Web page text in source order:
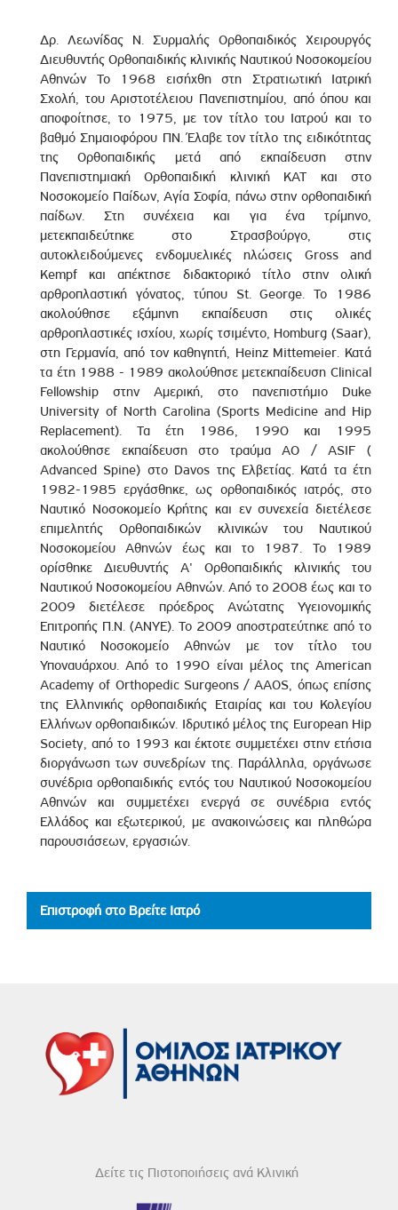
Δρ. Λεωνίδας Ν. Συρμαλής Ορθοπαιδικός Χειρουργός
Διευθυντής Ορθοπαιδικής κλινικής Ναυτικού Νοσοκομείου
Αθηνών Το 1968 εισήχθη στη Στρατιωτική Ιατρική
Σχολή, του Αριστοτέλειου Πανεπιστημίου, από όπου και
αποφοίτησε, το 1975, με τον τίτλο του Ιατρού και το
βαθμό Σημαιοφόρου ΠΝ. Έλαβε τον τίτλο της ειδικότητας
της Ορθοπαιδικής μετά από εκπαίδευση στην
Πανεπιστημιακή Ορθοπαιδική κλινική ΚΑΤ και στο
Νοσοκομείο Παίδων, Αγία Σοφία, πάνω στην ορθοπαιδική
παίδων. Στη συνέχεια και για ένα τρίμηνο,
μετεκπαιδεύτηκε στο Στρασβούργο, στις
αυτοκλειδούμενες ενδομυελικές ηλώσεις Gross and
Kempf και απέκτησε διδακτορικό τίτλο στην ολική
αρθροπλαστική γόνατος, τύπου St. George. Το 1986
ακολούθησε εξάμηνη εκπαίδευση στις ολικές
αρθροπλαστικές ισχίου, χωρίς τσιμέντο, Homburg (Saar),
στη Γερμανία, από τον καθηγητή, Heinz Mittemeier. Κατά
τα έτη 1988 - 1989 ακολούθησε μετεκπαίδευση Clinical
Fellowship στην Αμερική, στο πανεπιστήμιο Duke
University of North Carolina (Sports Medicine and Hip
Replacement). Τα έτη 1986, 1990 και 1995
ακολούθησε εκπαίδευση στο τραύμα ΑΟ / ASIF (
Advanced Spine) στο Davos της Ελβετίας. Κατά τα έτη
1982-1985 εργάσθηκε, ως ορθοπαιδικός ιατρός, στο
Ναυτικό Νοσοκομείο Κρήτης και εν συνεχεία διετέλεσε
επιμελητής Ορθοπαιδικών κλινικών του Ναυτικού
Νοσοκομείου Αθηνών έως και το 1987. Το 1989
ορίσθηκε Διευθυντής Α' Ορθοπαιδικής κλινικής του
Ναυτικού Νοσοκομείου Αθηνών. Από το 2008 έως και το
2009 διετέλεσε πρόεδρος Ανώτατης Υγειονομικής
Επιτροπής Π.Ν. (ΑΝΥΕ). Το 2009 αποστρατεύτηκε από το
Ναυτικό Νοσοκομείο Αθηνών με τον τίτλο του
Υποναυάρχου. Από το 1990 είναι μέλος της American
Academy of Orthopedic Surgeons / AAOS, όπως επίσης
της Ελληνικής ορθοπαιδικής Εταιρίας και του Κολεγίου
Ελλήνων ορθοπαιδικών. Ιδρυτικό μέλος της European Hip
Society, από το 1993 και έκτοτε συμμετέχει στην ετήσια
διοργάνωση των συνεδρίων της. Παράλληλα, οργάνωσε
συνέδρια ορθοπαιδικής εντός του Ναυτικού Νοσοκομείου
Αθηνών και συμμετέχει ενεργά σε συνέδρια εντός
Ελλάδος και εξωτερικού, με ανακοινώσεις και πληθώρα
παρουσιάσεων, εργασιών.
Επιστροφή στο Βρείτε Ιατρό
Δείτε τις Πιστοποιήσεις ανά Κλινική